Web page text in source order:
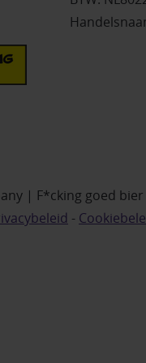
| F*cking goed
-